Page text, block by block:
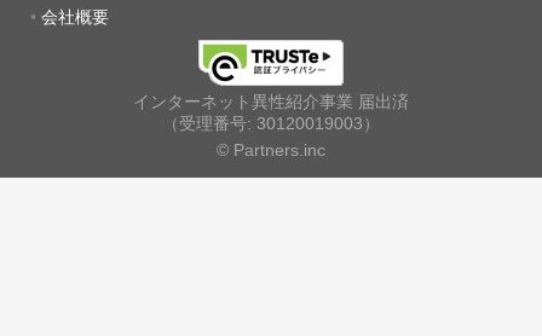
会社概要
インターネット異性紹介事業 届出済
（受理番号: 30120019003）
© Partners.inc